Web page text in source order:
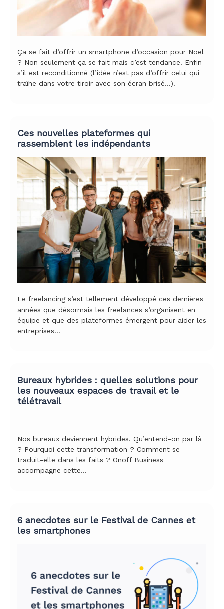
Ça se fait d’offrir un smartphone d’occasion pour Noël
? Non seulement ça se fait mais c’est tendance. Enfin
s’il est reconditionné (l’idée n’est pas d’offrir celui qui
traîne dans votre tiroir avec son écran brisé…).
Ces nouvelles plateformes qui
rassemblent les indépendants
Le freelancing s’est tellement développé ces dernières
années que désormais les freelances s’organisent en
équipe et que des plateformes émergent pour aider les
entreprises…
Bureaux hybrides : quelles solutions pour
les nouveaux espaces de travail et le
télétravail
Nos bureaux deviennent hybrides. Qu’entend-on par là
? Pourquoi cette transformation ? Comment se
traduit-elle dans les faits ? Onoff Business
accompagne cette…
6 anecdotes sur le Festival de Cannes et
les smartphones